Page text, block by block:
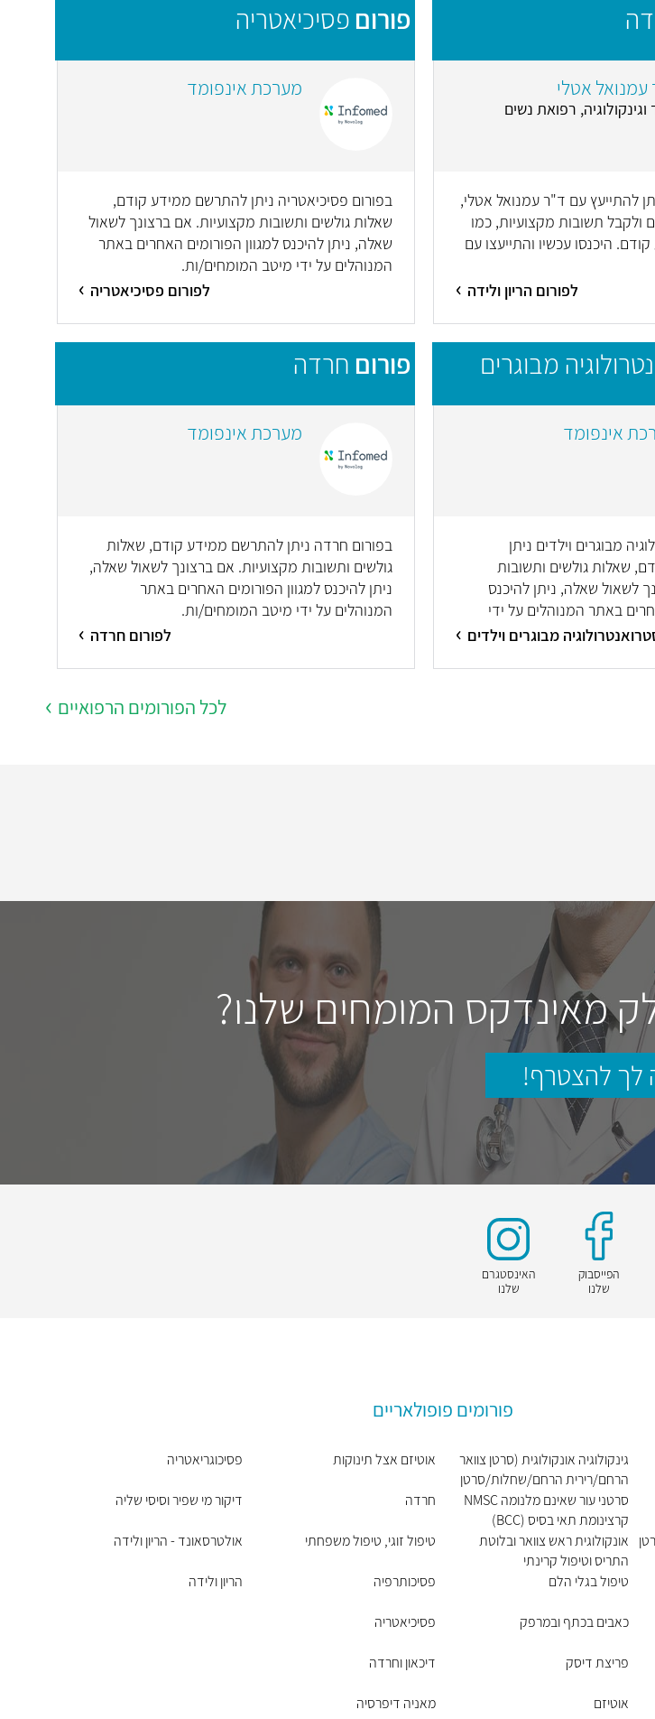
עמנואל אטלי
וגינקולוגיה, רפואת נשים
להתייעץ עם ד"ר עמנואל אטלי,
ולקבל תשובות מקצועיות, כמו
היכנסו עכשיו והתייעצו עם
לפורום הריון ולידה
פורום פסיכיאטריה
מערכת אינפומד
בפורום פסיכיאטריה ניתן להתרשם ממידע קודם,
שאלות גולשים ותשובות מקצועיות. אם ברצונך לשאול
שאלה, ניתן להיכנס למגוון הפורומים האחרים באתר
המנוהלים על ידי מיטב המומחים/ות.
לפורום פסיכיאטריה
מבוגרים
אינפומד
מבוגרים וילדים ניתן
שאלות גולשים ותשובות
לשאול שאלה, ניתן להיכנס
באתר המנוהלים על ידי
מבוגרים וילדים
פורום חרדה
מערכת אינפומד
בפורום חרדה ניתן להתרשם ממידע קודם, שאלות
גולשים ותשובות מקצועיות. אם ברצונך לשאול שאלה,
ניתן להיכנס למגוון הפורומים האחרים באתר
המנוהלים על ידי מיטב המומחים/ות.
לפורום חרדה
לכל הפורומים הרפואיים
מאינדקס המומחים שלנו?
לך להצטרף!
הפייסבוק
שלנו
האינסטגרם
שלנו
פורומים פופולאריים
גינקולוגיה אונקולוגית (סרטן צוואר
הרחם/רירית הרחם/שחלות/סרטן
העריה)
סרטני עור שאינם מלנומה NMSC
קרצינומת תאי בסיס (BCC)
וקרצינומת תאי קשקש (SCC)
אונקולוגית ראש צוואר ובלוטת
התריס וטיפול קרינתי
טיפול בגלי הלם
כאבים בכתף ובמרפק
פריצת דיסק
אוטיזם
אוטיזם אצל תינוקות
חרדה
טיפול זוגי, טיפול משפחתי
פסיכותרפיה
פסיכיאטריה
דיכאון וחרדה
מאניה דיפרסיה
פסיכוגריאטריה
דיקור מי שפיר וסיסי שליה
אולטרסאונד - הריון ולידה
הריון ולידה